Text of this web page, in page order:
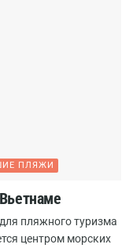
ПЛЯЖИ
пляжного туризма
центром морских